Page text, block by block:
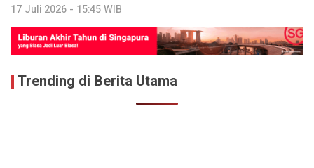
17 Juli 2026 - 15:45 WIB
Trending di Berita Utama